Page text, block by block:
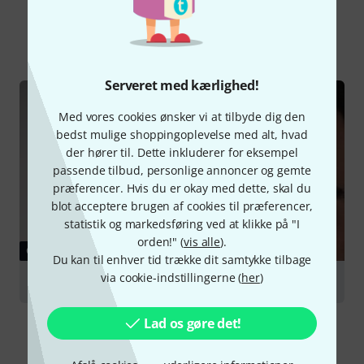
Serveret med kærlighed!
Med vores cookies ønsker vi at tilbyde dig den
bedst mulige shoppingoplevelse med alt, hvad
der hører til. Dette inkluderer for eksempel
passende tilbud, personlige annoncer og gemte
præferencer. Hvis du er okay med dette, skal du
blot acceptere brugen af cookies til præferencer,
statistik og markedsføring ved at klikke på "I
orden!" (vis alle).
Du kan til enhver tid trække dit samtykke tilbage
via cookie-indstillingerne (her)
Lad os gøre det!
Alle Guide
GUIDE
Headphones